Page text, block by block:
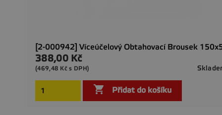
[2-000942] Víceúčelový Obtahovací Brousek
Cena
388,00 Kč
(469,48 Kč s DPH)
 Přidat do košíku